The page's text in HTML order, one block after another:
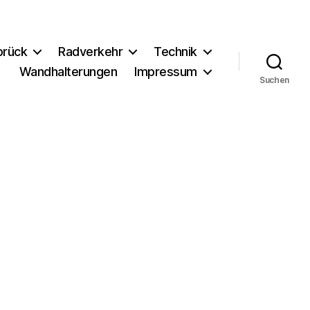
Radverkehr
Technik
Wandhalterungen
Impressum
Suchen